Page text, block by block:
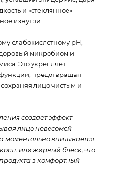
и «стеклянное»
изнутри.
слабокислотному pH,
микробиом и
Это укрепляет
предотвращая
лицо чистым и
создает эффект
лицо невесомой
моментально впитывается
или жирный блеск, что
в комфортный